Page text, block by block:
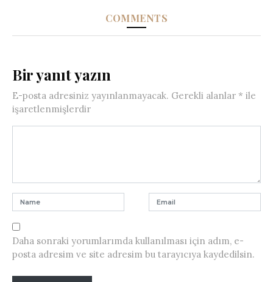
COMMENTS
Bir yanıt yazın
E-posta adresiniz yayınlanmayacak. Gerekli alanlar * ile
işaretlenmişlerdir
Daha sonraki yorumlarımda kullanılması için adım, e-
posta adresim ve site adresim bu tarayıcıya kaydedilsin.